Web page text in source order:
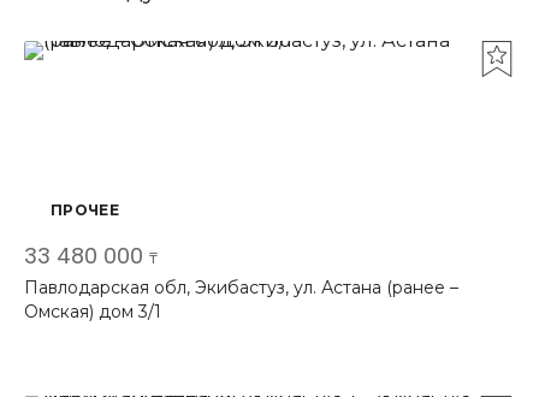
ПРОЧЕЕ
33 480 000 ₸
Павлодарская обл, Экибастуз, ул. Астана (ранее –
Омская) дом 3/1